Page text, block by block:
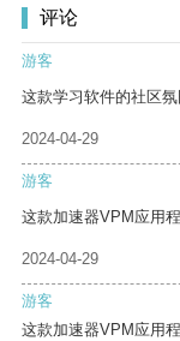
评论
游客
这款学习软件的社区
2024-04-29
游客
这款加速器VPM应用
2024-04-29
游客
这款加速器VPM应用